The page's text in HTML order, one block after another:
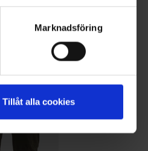
Marknadsföring
Tillåt alla cookies
189 €